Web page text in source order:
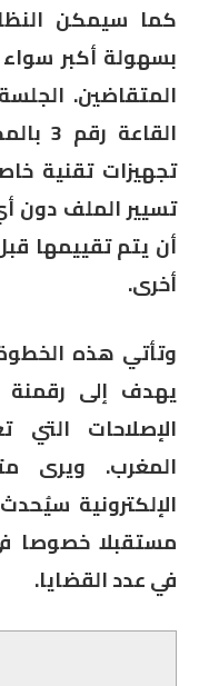
كما سيمكن
بسهولة أكبر
المتقاضين.
تجهيزات تقنية
تسيير الملف دون
أن يتم تقييمها
أخرى.
وتأتي هذه
يهدف إلى رقمنة
الإصلاحات
المغرب. ويرى
الإلكترونية
مستقبلا خصوصا
في عدد القضايا.